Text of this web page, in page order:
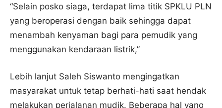
“Selain posko siaga, terdapat lima titik SPKLU PLN
yang beroperasi dengan baik sehingga dapat
menambah kenyaman bagi para pemudik yang
menggunakan kendaraan listrik,”
Lebih lanjut Saleh Siswanto mengingatkan
masyarakat untuk tetap berhati-hati saat hendak
melakukan perjalanan mudik. Beberapa hal yang